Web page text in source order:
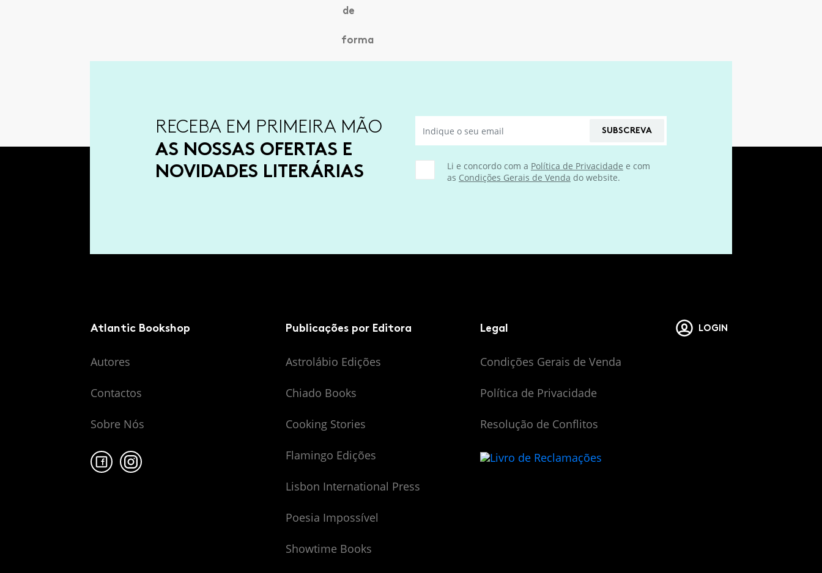
RECEBA EM PRIMEIRA MÃO
AS NOSSAS OFERTAS E
NOVIDADES LITERÁRIAS
SUBSCREVA
Li e concordo com a Política de Privacidade e com
as Condições Gerais de Venda do website.
LOGIN
Atlantic Bookshop
Autores
Contactos
Sobre Nós
Publicações por Editora
Astrolábio Edições
Chiado Books
Cooking Stories
Flamingo Edições
Lisbon International Press
Poesia Impossível
Showtime Books
Legal
Condições Gerais de Venda
Política de Privacidade
Resolução de Conflitos